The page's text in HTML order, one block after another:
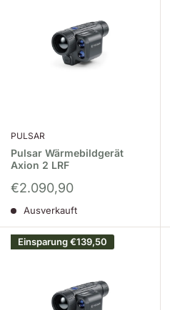
PULSAR
Pulsar Wärmebildgerät
Axion 2 LRF
Sonderpreis
€2.090,90
Ausverkauft
Einsparung€139,50